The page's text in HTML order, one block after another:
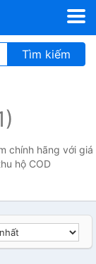
Tìm kiếm
chính hãng với giá
hộ COD